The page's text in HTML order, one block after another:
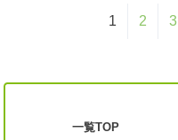
1 2 3
一覧TOP